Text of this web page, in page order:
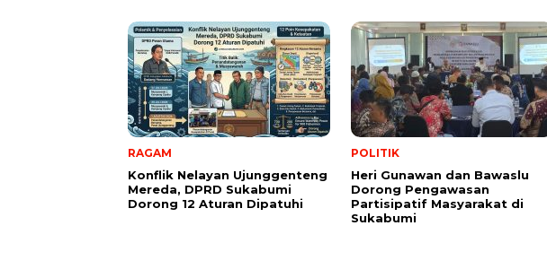
RAGAM
Konflik Nelayan Ujunggenteng
Mereda, DPRD Sukabumi
Dorong 12 Aturan Dipatuhi
POLITIK
Heri Gunawan dan Bawaslu
Dorong Pengawasan
Partisipatif Masyarakat di
Sukabumi